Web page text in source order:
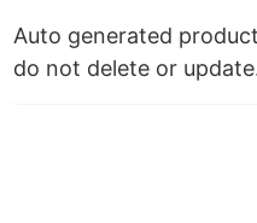
Auto generated
do not delete or